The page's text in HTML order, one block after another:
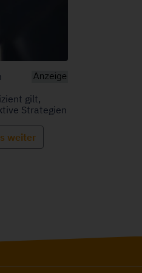
gilt,
Strategien
weiter